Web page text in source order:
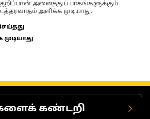
அனைத்துப் பாகங்களுக்கும்
அளிக்க முடியாது.
கண்டறி